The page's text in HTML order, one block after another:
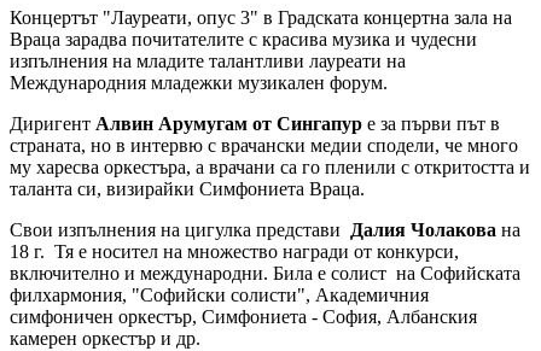
Концертът "Лауреати, опус 3" в Градската концертна зала на
Враца зарадва почитателите с красива музика и чудесни
изпълнения на младите талантливи лауреати на
Международния младежки музикален форум.
Диригент Алвин Арумугам от Сингапур е за първи път в
страната, но в интервю с врачански медии сподели, че много
му харесва оркестъра, а врачани са го пленили с откритостта и
таланта си, визирайки Симфониета Враца.
Свои изпълнения на цигулка представи
Далия Чолакова на
18 г. Тя е носител на множество награди от конкурси,
включително и международни. Била е солист на Софийската
филхармония, "Софийски солисти", Академичния
симфоничен оркестър, Симфониета - София, Албанския
камерен оркестър и др.